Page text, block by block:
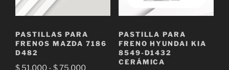
PASTILLAS PARA
FRENOS MAZDA 7186
D482
Rango
PASTILLA PARA
FRENO HYUNDAI KIA
8549-D1432
CERÁMICA